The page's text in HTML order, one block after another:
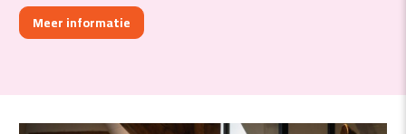
Meer informatie